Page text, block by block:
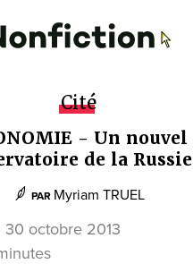
Cité
- Un nouvel
de la Russie
PAR Myriam TRUEL
30 octobre 2013